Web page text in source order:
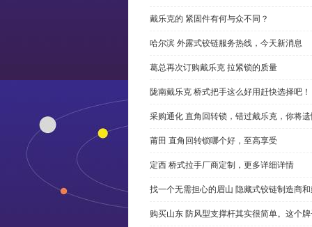
戴乐克的 紧固件有何与众不同？
哈尔滨 外露式铰链服务热线，今天新消息
葛总再次订购戴乐克 拉紧锁的质量
陇南戴乐克 桥式把手这么好用赶快选择吧！
采购通化 直角回转锁，错过戴乐克，你将
莆田 直角回转锁哪个好，至高享受
定西 桥式拉手厂商定制，更多详细详情
找一个无需担心的眉山 隐藏式铰链制造商
购买山东 防风型支撑杆其实很简单。这个